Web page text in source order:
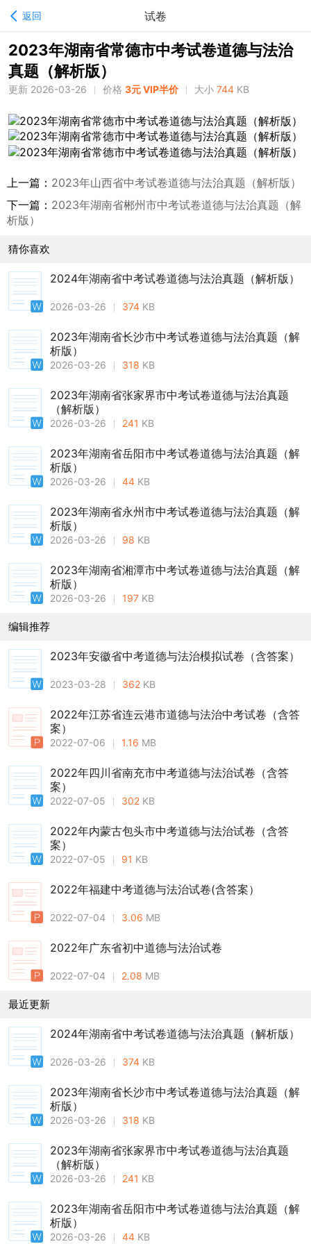
返回 试卷
2023年湖南省常德市中考试卷道德与法治
真题（解析版）
更新 2026-03-26 价格 3元 VIP半价 大小 744 KB
上一篇： 2023年山西省中考试卷道德与法治真题（解析版）
下一篇： 2023年湖南省郴州市中考试卷道德与法治真题（解
析版）
猜你喜欢
2024年湖南省中考试卷道德与法治真题（解析版）
2026-03-26 374 KB
2023年湖南省长沙市中考试卷道德与法治真题（解
析版）
2026-03-26 318 KB
2023年湖南省张家界市中考试卷道德与法治真题
（解析版）
2026-03-26 241 KB
2023年湖南省岳阳市中考试卷道德与法治真题（解
析版）
2026-03-26 44 KB
2023年湖南省永州市中考试卷道德与法治真题（解
析版）
2026-03-26 98 KB
2023年湖南省湘潭市中考试卷道德与法治真题（解
析版）
2026-03-26 197 KB
编辑推荐
2023年安徽省中考道德与法治模拟试卷（含答案）
2023-03-28 362 KB
2022年江苏省连云港市道德与法治中考试卷（含答
案）
2022-07-06 1.16 MB
2022年四川省南充市中考道德与法治试卷（含答
案）
2022-07-05 302 KB
2022年内蒙古包头市中考道德与法治试卷（含答
案）
2022-07-05 91 KB
2022年福建中考道德与法治试卷(含答案）
2022-07-04 3.06 MB
2022年广东省初中道德与法治试卷
2022-07-04 2.08 MB
最近更新
2024年湖南省中考试卷道德与法治真题（解析版）
2026-03-26 374 KB
2023年湖南省长沙市中考试卷道德与法治真题（解
析版）
2026-03-26 318 KB
2023年湖南省张家界市中考试卷道德与法治真题
（解析版）
2026-03-26 241 KB
2023年湖南省岳阳市中考试卷道德与法治真题（解
析版）
2026-03-26 44 KB